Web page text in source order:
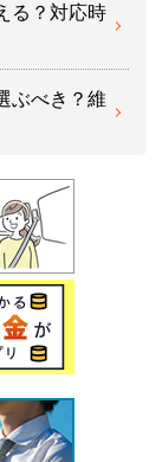
る？対応時
ぶべき？維